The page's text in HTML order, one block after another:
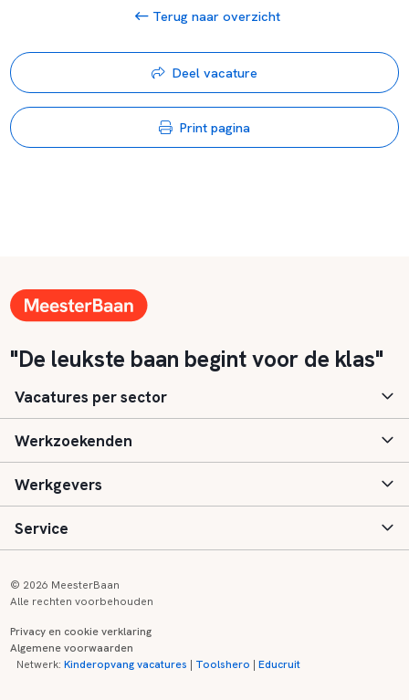
Terug naar overzicht
Deel vacature
Print pagina
"De leukste baan begint voor de klas"
Vacatures per sector
Basisonderwijs
Speciaal (basis) onderwijs
Voortgezet onderwijs
Kinderopvang
Werkzoekenden
Aanmelden
Vacatures
Zij-instroom informatie
Werkgevers
Inloggen
Registreren
Service
Onderwijs links
© 2026 MeesterBaan
Alle rechten voorbehouden
Privacy en cookie verklaring
Algemene voorwaarden
Netwerk:Kinderopvang vacatures | Toolshero |Educruit